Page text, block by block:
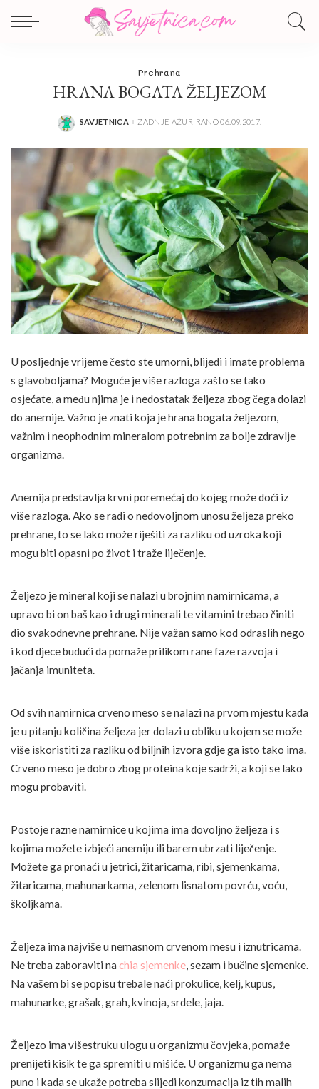
Prehrana
HRANA BOGATA ŽELJEZOM
POSTED
SAVJETNICA ZADNJE AŽURIRANO 06.09.2017.
U posljednje vrijeme često ste umorni, blijedi i imate problema
s glavoboljama? Moguće je više razloga zašto se tako
osjećate, a među njima je i nedostatak željeza zbog čega dolazi
do anemije. Važno je znati koja je hrana bogata željezom,
važnim i neophodnim mineralom potrebnim za bolje zdravlje
organizma.
Anemija predstavlja krvni poremećaj do kojeg može doći iz
više razloga. Ako se radi o nedovoljnom unosu željeza preko
prehrane, to se lako može riješiti za razliku od uzroka koji
mogu biti opasni po život i traže liječenje.
Željezo je mineral koji se nalazi u brojnim namirnicama, a
upravo bi on baš kao i drugi minerali te vitamini trebao činiti
dio svakodnevne prehrane. Nije važan samo kod odraslih nego
i kod djece budući da pomaže prilikom rane faze razvoja i
jačanja imuniteta.
Od svih namirnica crveno meso se nalazi na prvom mjestu kada
je u pitanju količina željeza jer dolazi u obliku u kojem se može
više iskoristiti za razliku od biljnih izvora gdje ga isto tako ima.
Crveno meso je dobro zbog proteina koje sadrži, a koji se lako
mogu probaviti.
Postoje razne namirnice u kojima ima dovoljno željeza i s
kojima možete izbjeći anemiju ili barem ubrzati liječenje.
Možete ga pronaći u jetrici, žitaricama, ribi, sjemenkama,
žitaricama, mahunarkama, zelenom lisnatom povrću, voću,
školjkama.
Željeza ima najviše u nemasnom crvenom mesu i iznutricama.
Ne treba zaboraviti na chia sjemenke, sezam i bučine sjemenke.
Na vašem bi se popisu trebale naći prokulice, kelj, kupus,
mahunarke, grašak, grah, kvinoja, srdele, jaja.
Željezo ima višestruku ulogu u organizmu čovjeka, pomaže
prenijeti kisik te ga spremiti u mišiće. U organizmu ga nema
puno i kada se ukaže potreba slijedi konzumacija iz tih malih